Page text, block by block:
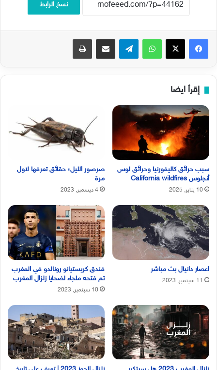
نسخ الرابط
فيسبوك‫X واتساب تيلقرام مشاركة عبر البريد طباعة
إقرأ ايضا
سبب حرائق كاليفورنيا وحرائق لوس
أنجلوس California wildfires
10 يناير, 2025
صرصور الليل؛ حقائق تعرفها لاول
مرة
4 ديسمبر, 2023
اعصار دانيال بث مباشر
11 سبتمبر, 2023
فندق كريستيانو رونالدو في المغرب
تم فتحه ملجاء لضحايا زلزال المغرب
10 سبتمبر, 2023